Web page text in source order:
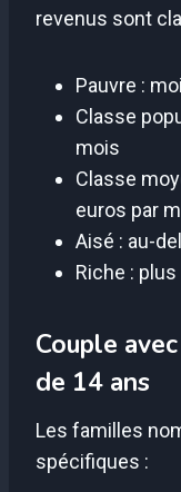
revenus sont
Pauvre :
Classe
mois
Classe
euros par
Aisé : au-
Riche :
Couple
de 14 ans
Les familles
spécifiques :